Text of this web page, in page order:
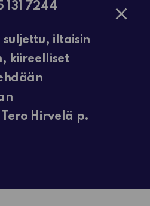
7244
suljettu, iltaisin
kiireelliset
Hirvelä p.